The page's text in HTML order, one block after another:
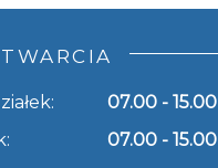
07.00 - 15.00
07.00 - 15.00